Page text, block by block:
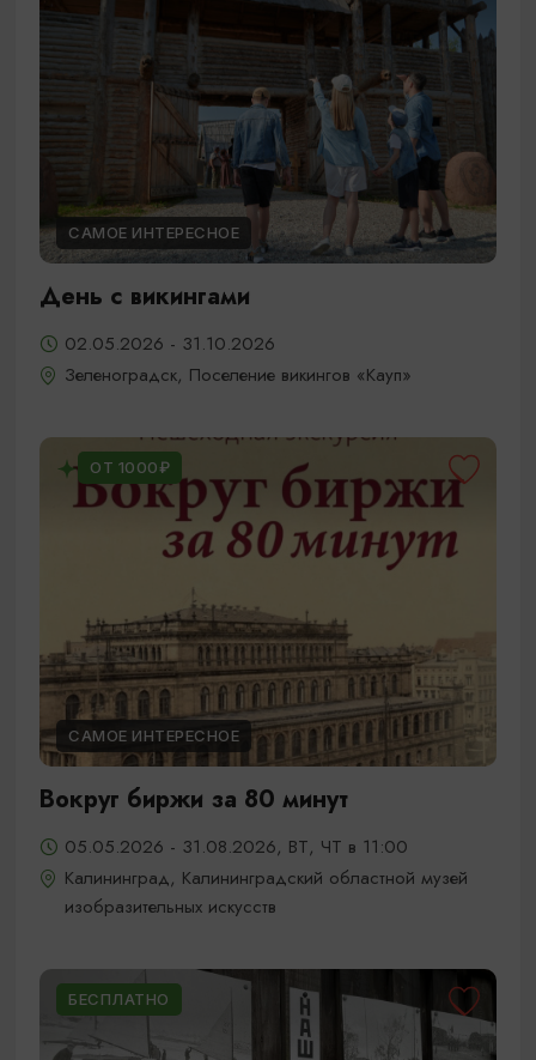
САМОЕ ИНТЕРЕСНОЕ
День с викингами
02.05.2026 - 31.10.2026
Зеленоградск, Поселение викингов «Кауп»
ОТ 1000₽
САМОЕ ИНТЕРЕСНОЕ
Вокруг биржи за 80 минут
05.05.2026 - 31.08.2026, ВТ, ЧТ в 11:00
Калининград, Калининградский областной музей
изобразительных искусств
БЕСПЛАТНО